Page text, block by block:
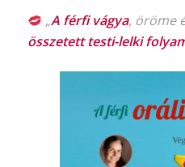
„A férfi vágya, öröme
összetett testi-lelki